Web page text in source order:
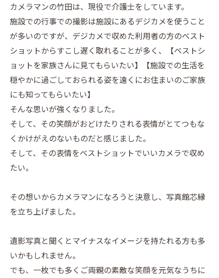
カメラマンの竹田は、現役で介護士をしています。
施設での行事での撮影は施設にあるデジカメを使うこと
が多いのですが、デジカメで収めた利用者の方のベスト
ショットからすこし遅く取れることが多く、【ベストシ
ョットを家族さんに見てもらいたい】【施設での生活を
穏やかに過ごしておられる姿を遠くにお住まいのご家族
にも知ってもらいたい】
そんな思いが強くなりました。
そして、その笑顔がおどけたりされる表情がとてつもな
くかけがえのないものだと感じました。
そして、その表情をベストショットでいいカメラで収め
たい。
その想いからカメラマンになろうと決意し、写真館芯縁
を立ち上げました。
遺影写真と聞くとマイナスなイメージを持たれる方も多
いかもしれません。
でも、一枚でも多くご両親の素敵な笑顔を元気なうちに